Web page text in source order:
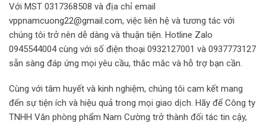
Với MST 0317368508 và địa chỉ email
vppnamcuong22@gmail.com, việc liên hệ và tương tác với
chúng tôi trở nên dễ dàng và thuận tiện. Hotline Zalo
0945544004 cùng với số điện thoại 0932127001 và 0937773127
sẵn sàng đáp ứng mọi yêu cầu, thắc mắc và hỗ trợ bạn cần.
Cùng với tâm huyết và kinh nghiệm, chúng tôi cam kết mang
đến sự tiện ích và hiệu quả trong mọi giao dịch. Hãy để Công ty
TNHH Văn phòng phẩm Nam Cường trở thành đối tác tin cậy,